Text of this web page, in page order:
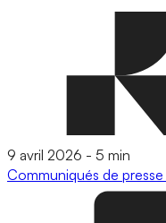
9 avril 2026 - 5 min
Communiqués de presse